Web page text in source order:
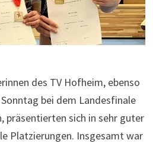
des TV Hofheim, ebenso
bei dem Landesfinale
präsentierten sich in sehr guter
Platzierungen. Insgesamt war